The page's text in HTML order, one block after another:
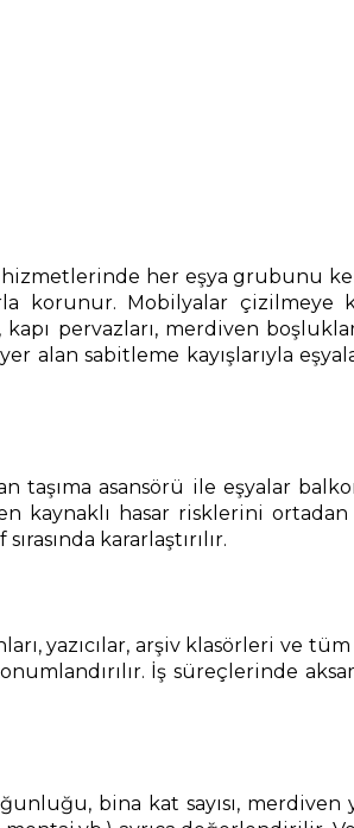
hizmetlerinde her eşya grubunu
korunur. Mobilyalar çizilmeye
kapı pervazları, merdiven
alan sabitleme kayışlarıyla
taşıma asansörü ile eşyalar
kaynaklı hasar risklerini ortadan
kararlaştırılır.
yazıcılar, arşiv klasörleri ve
İş süreçlerinde
bina kat sayısı, merdiven